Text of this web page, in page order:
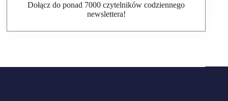
Dołącz do ponad 7000 czytelników codziennego
newslettera!